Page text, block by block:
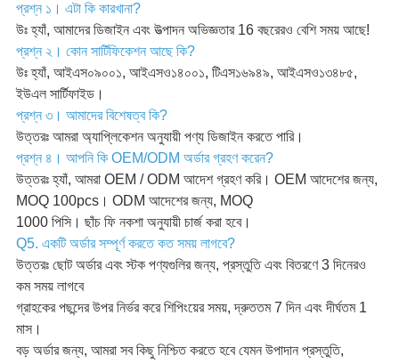
প্রশ্ন ১। এটা কি কারখানা?
উঃ হ্যাঁ, আমাদের ডিজাইন এবং উত্পাদন অভিজ্ঞতার 16 বছরেরও বেশি সময় আছে!
প্রশ্ন ২। কোন সার্টিফিকেশন আছে কি?
উঃ হ্যাঁ, আইএস০৯০০১, আইএসও১৪০০১, টিএস১৬৯৪৯, আইএসও১৩৪৮৫,
ইউএল সার্টিফাইড।
প্রশ্ন ৩। আমাদের বিশেষত্ব কি?
উত্তরঃ আমরা অ্যাপ্লিকেশন অনুযায়ী পণ্য ডিজাইন করতে পারি।
প্রশ্ন ৪। আপনি কি OEM/ODM অর্ডার গ্রহণ করেন?
উত্তরঃ হ্যাঁ, আমরা OEM / ODM আদেশ গ্রহণ করি। OEM আদেশের জন্য,
MOQ 100pcs। ODM আদেশের জন্য, MOQ
1000 পিসি। ছাঁচ ফি নকশা অনুযায়ী চার্জ করা হবে।
Q5. একটি অর্ডার সম্পূর্ণ করতে কত সময় লাগবে?
উত্তরঃ ছোট অর্ডার এবং স্টক পণ্যগুলির জন্য, প্রস্তুতি এবং বিতরণে 3 দিনেরও
কম সময় লাগবে
গ্রাহকের পছন্দের উপর নির্ভর করে শিপিংয়ের সময়, দ্রুততম 7 দিন এবং দীর্ঘতম 1
মাস।
বড় অর্ডার জন্য, আমরা সব কিছু নিশ্চিত করতে হবে যেমন উপাদান প্রস্তুতি,